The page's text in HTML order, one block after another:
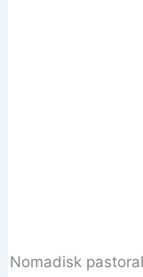
Nomadisk